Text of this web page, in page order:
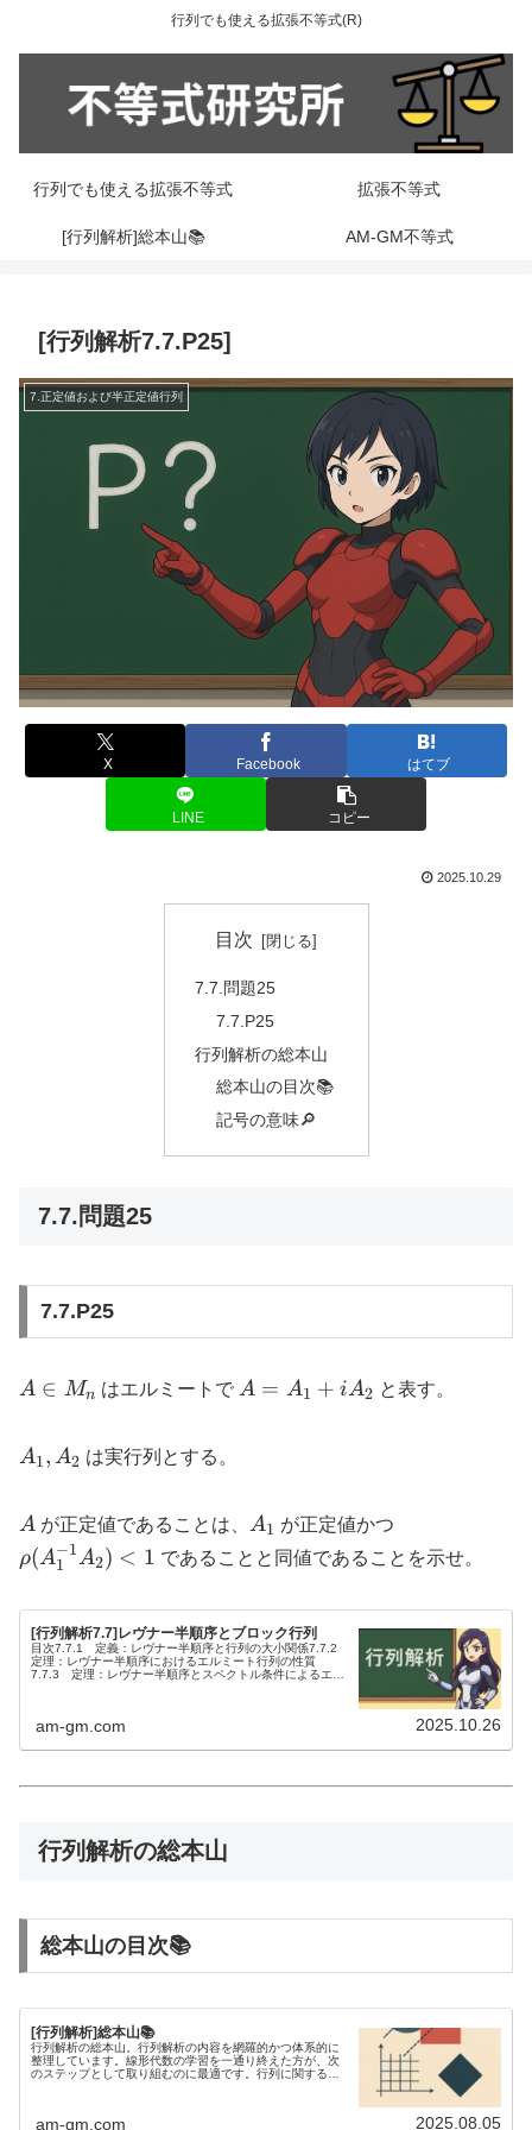
行列でも使える拡張不等式(R)
行列でも使える拡張不等式 拡張不等式
[行列解析]総本山📚 AM-GM不等式
[行列解析7.7.P25]
7.正定値および半正定値行列
X Facebook はてブ
LINE コピー
2025.10.29
目次
7.7.問題25
7.7.P25
行列解析の総本山
総本山の目次📚
記号の意味🔎
7.7.問題25
7.7.P25
A
M_n
A ∈ Mn はエルミートで A =
A = A1 + iA2 と表す。
A_1,
A1, A2 は実行列とする。
A
A が正定値であることは、 A_1
A1 が正定値かつ
A_2) \lt 1
ρ(A1
−1A2) < 1 であることと同値であることを示せ。
[行列解析7.7]レヴナー半順序とブロック行列
目次7.7.1 定義：レヴナー半順序と行列の大小関係7.7.2
定理：レヴナー半順序におけるエルミート行列の性質
7.7.3 定理：レヴナー半順序とスペクトル条件によるエル
am-gm.com 2025.10.26
行列解析の総本山
総本山の目次📚
[行列解析]総本山📚
行列解析の総本山。行列解析の内容を網羅的かつ体系的に
整理しています。線形代数の学習を一通り終えた方が、次
のステップとして取り組むのに最適です。行列に関する不
am-gm.com 2025.08.05